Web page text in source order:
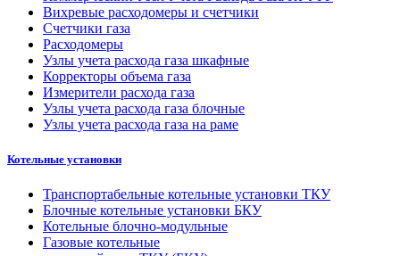
Вихревые расходомеры и счетчики
Счетчики газа
Расходомеры
Узлы учета расхода газа шкафные
Корректоры объема газа
Измерители расхода газа
Узлы учета расхода газа блочные
Узлы учета расхода газа на раме
Котельные установки
Транспортабельные котельные установки ТКУ
Блочные котельные установки БКУ
Котельные блочно-модульные
Газовые котельные